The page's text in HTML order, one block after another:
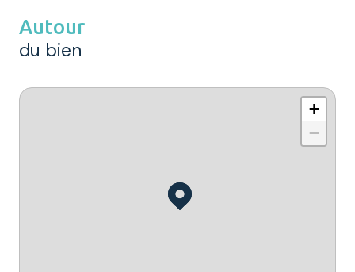
Autour
du bien
+
−